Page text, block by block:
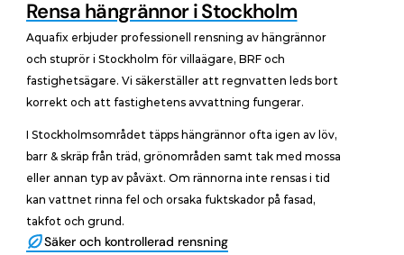
Rensa hängrännor i Stockholm
Aquafix erbjuder professionell rensning av hängrännor
och stuprör i Stockholm för villaägare, BRF och
fastighetsägare. Vi säkerställer att regnvatten leds bort
korrekt och att fastighetens avvattning fungerar.
I Stockholmsområdet täpps hängrännor ofta igen av löv,
barr & skräp från träd, grönområden samt tak med mossa
eller annan typ av påväxt. Om rännorna inte rensas i tid
kan vattnet rinna fel och orsaka fuktskador på fasad,
takfot och grund.
Säker och kontrollerad rensning